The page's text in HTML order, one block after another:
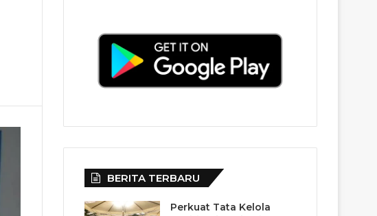
BERITA TERBARU
Perkuat Tata Kelola